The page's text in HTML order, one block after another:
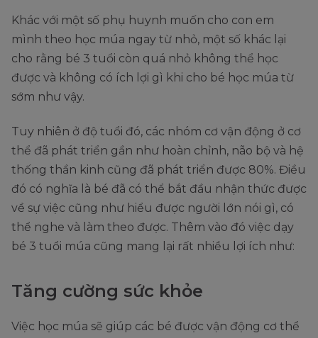
Khác với một số phụ huynh muốn cho con em
mình theo học múa ngay từ nhỏ, một số khác lại
cho rằng bé 3 tuổi còn quá nhỏ không thể học
được và không có ích lợi gì khi cho bé học múa từ
sớm như vậy.
Tuy nhiên ở độ tuổi đó, các nhóm cơ vận động ở cơ
thể đã phát triển gần như hoàn chỉnh, não bộ và hệ
thống thần kinh cũng đã phát triển được 80%. Điều
đó có nghĩa là bé đã có thể bắt đầu nhận thức được
về sự việc cũng như hiểu được người lớn nói gì, có
thể nghe và làm theo được. Thêm vào đó việc dạy
bé 3 tuổi múa cũng mang lại rất nhiều lợi ích như:
Tăng cường sức khỏe
Việc học múa sẽ giúp các bé được vận động cơ thể